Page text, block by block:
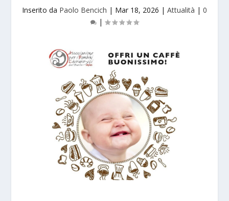
Inserito da Paolo Bencich | Mar 18, 2026 | Attualità | 0
|